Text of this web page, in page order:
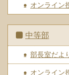
オンライン
中等部
部長室だよ
オンライン